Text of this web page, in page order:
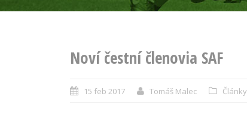
Noví čestní členovia SAF
15 feb 2017 Tomáš Malec Články